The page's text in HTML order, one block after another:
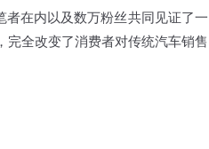
在内以及数万粉丝共同见证了一
完全改变了消费者对传统汽车销售